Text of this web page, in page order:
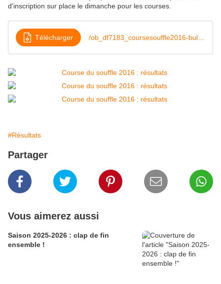
d'inscription sur place le dimanche pour les courses.
Télécharger
#Résultats
Partager
Vous aimerez aussi
Saison 2025-2026 : clap de fin
ensemble !